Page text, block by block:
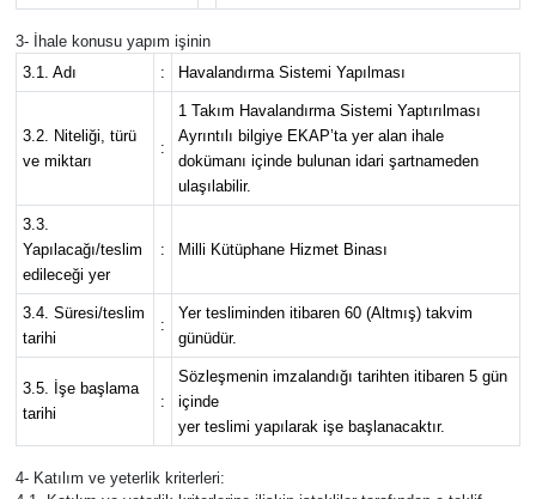
3- İhale konusu yapım işinin
3.1. Adı
: Havalandırma Sistemi Yapılması
3.2. Niteliği, türü
ve miktarı
:
1 Takım Havalandırma Sistemi Yaptırılması
Ayrıntılı bilgiye EKAP’ta yer alan ihale
dokümanı içinde bulunan idari şartnameden
ulaşılabilir.
3.3.
Yapılacağı/teslim
edileceği yer
: Milli Kütüphane Hizmet Binası
3.4. Süresi/teslim
tarihi
:
Yer tesliminden itibaren 60 (Altmış) takvim
günüdür.
3.5. İşe başlama
tarihi
:
Sözleşmenin imzalandığı tarihten itibaren 5 gün
içinde
yer teslimi yapılarak işe başlanacaktır.
4- Katılım ve yeterlik kriterleri:
Sağlık
Teknoloji
Yaşam-Çevre